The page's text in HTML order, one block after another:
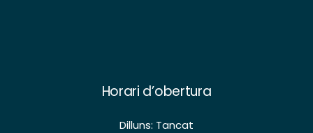
Horari d’obertura
Dilluns: Tancat